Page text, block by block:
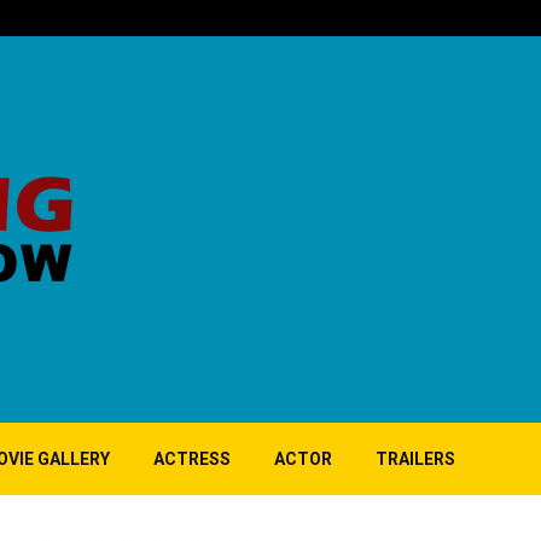
GALLERY ACTRESS ACTOR TRAILERS